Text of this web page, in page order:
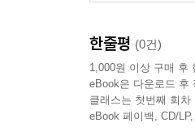
한줄평 (0건)
1,000원 이상 구매 후
eBook은 다운로드 후
클래스는 첫번째 회
eBook 페이백, CD/